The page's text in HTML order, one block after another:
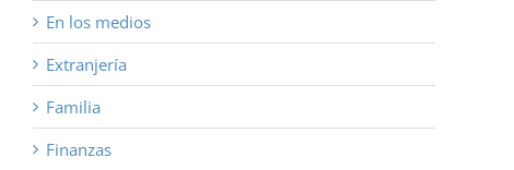
En los medios
Extranjería
Familia
Finanzas